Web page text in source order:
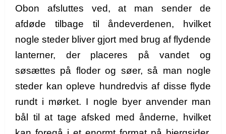
Obon afsluttes ved, at man sender de
afdøde tilbage til åndeverdenen, hvilket
nogle steder bliver gjort med brug af flydende
lanterner, der placeres på vandet og
søsættes på floder og søer, så man nogle
steder kan opleve hundredvis af disse flyde
rundt i mørket. I nogle byer anvender man
bål til at tage afsked med ånderne, hvilket